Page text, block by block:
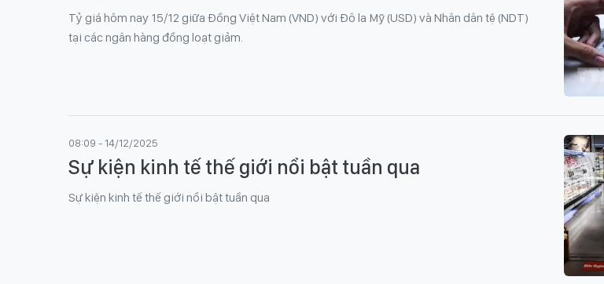
Tỷ giá hôm nay 15/12 giữa Đồng Việt Nam (VND) với Đô la Mỹ (USD) và Nhân dân tệ (NDT)
tại các ngân hàng đồng loạt giảm.
08:09 - 14/12/2025
Sự kiện kinh tế thế giới nổi bật tuần qua
Sự kiện kinh tế thế giới nổi bật tuần qua